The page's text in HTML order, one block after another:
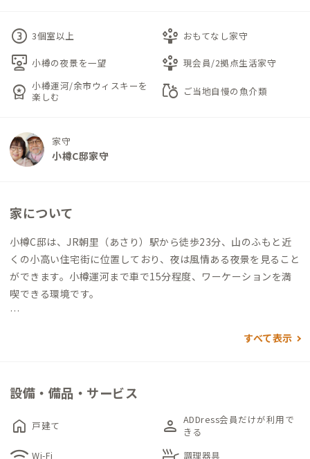
counter_3 3個室以上 person_play おもてなし家守
interactive_space 小樽の夜景を一望 person_play 現会員/2拠点生活家守
workspace_premium 小樽運河/余市ウィスキーを
楽しむ
grocery ご当地自慢の魚介類
家守
小樽C邸家守
家について
小樽C邸は、JR朝里（あさり）駅から徒歩23分、山のふもと近
くの小高い住宅街に位置しており、夜は風情ある夜景を見ること
ができます。小樽運河まで車で15分程度、ワーケーションを満
喫できる環境です。
用していたものです。内外観ともにリフォームされ清潔感のある
北海道ならではの風除室（ふうじょしつ）もある玄関を入り、右
手ドアからLDKとキッチンへ。木の温もりと、白を基調としたイ
ンテリアでまとめられたリビングは、ゆっくり寛げる空間です。
2階ホールはコワーキングスペースとしても利用できるよう、カ
すべて表示
設備・備品・サービス
home 戸建て person ADDress会員だけが利用で
きる
Wi-Fi 調理器具